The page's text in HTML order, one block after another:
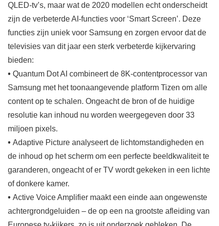
QLED-tv’s, maar wat de 2020 modellen echt onderscheidt
zijn de verbeterde AI-functies voor ‘Smart Screen’. Deze
functies zijn uniek voor Samsung en zorgen ervoor dat de
televisies van dit jaar een sterk verbeterde kijkervaring
bieden:
• Quantum Dot AI combineert de 8K-contentprocessor van
Samsung met het toonaangevende platform Tizen om alle
content op te schalen. Ongeacht de bron of de huidige
resolutie kan inhoud nu worden weergegeven door 33
miljoen pixels.
• Adaptive Picture analyseert de lichtomstandigheden en
de inhoud op het scherm om een perfecte beeldkwaliteit te
garanderen, ongeacht of er TV wordt gekeken in een lichte
of donkere kamer.
• Active Voice Amplifier maakt een einde aan ongewenste
achtergrondgeluiden – de op een na grootste afleiding van